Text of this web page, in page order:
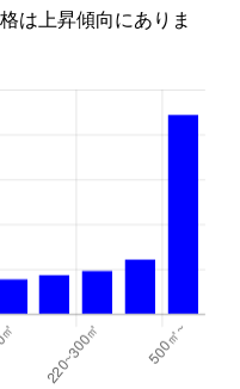
は上昇傾向にありま